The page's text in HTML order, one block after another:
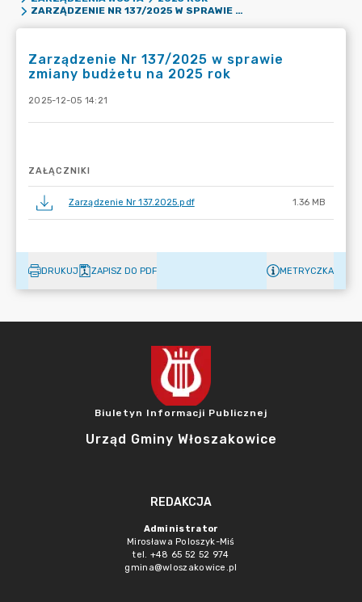
ZARZĄDZENIE NR 137/2025 W SPRAWIE ZMIANY BUDŻETU NA 2025 ROK
Zarządzenie Nr 137/2025 w sprawie
zmiany budżetu na 2025 rok
2025-12-05 14:21
ZAŁĄCZNIKI
Zarządzenie Nr 137.2025.pdf 1.36 MB
DRUKUJ ZAPISZ DO PDF METRYCZKA
Biuletyn Informacji Publicznej
Urząd Gminy Włoszakowice
REDAKCJA
Administrator
Mirosława Poloszyk-Miś
tel. +48 65 52 52 974
gmina@wloszakowice.pl